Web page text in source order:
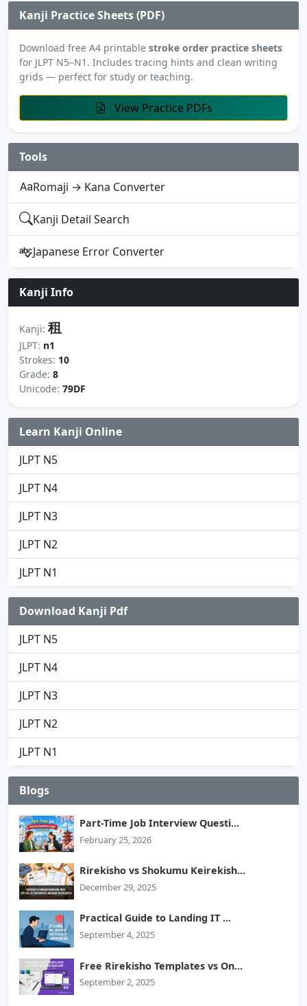
Kanji Practice Sheets (PDF)
Download free A4 printable stroke order practice sheets
for JLPT N5–N1. Includes tracing hints and clean writing
grids — perfect for study or teaching.
View Practice PDFs
Tools
Romaji → Kana Converter
Kanji Detail Search
Japanese Error Converter
Kanji Info
Kanji: 租
JLPT: n1
Strokes: 10
Grade: 8
Unicode: 79DF
Learn Kanji Online
JLPT N5
JLPT N4
JLPT N3
JLPT N2
JLPT N1
Download Kanji Pdf
JLPT N5
JLPT N4
JLPT N3
JLPT N2
JLPT N1
Blogs
Part-Time Job Interview Questi...
February 25, 2026
Rirekisho vs Shokumu Keirekish...
December 29, 2025
Practical Guide to Landing IT ...
September 4, 2025
Free Rirekisho Templates vs On...
September 2, 2025